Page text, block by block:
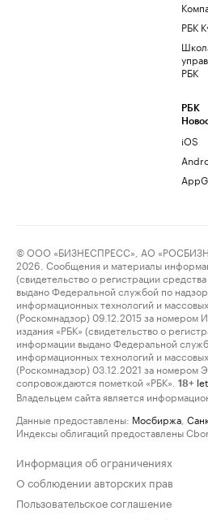
РБК
РБК
РБК
iOS
© ООО «БИЗНЕСПРЕСС», АО
2026. Сообщения и материалы
(свидетельство о регистрации
выдано Федеральной службой по
информационных технологий и
(Роскомнадзор) 09.12.2015 за
издания «РБК» (свидетельство о
информации выдано Федеральной
информационных технологий и
(Роскомнадзор) 03.12.2021 за
сопровождаются пометкой «РБК».
18+
Владельцем сайта является
Данные предоставлены: Мосбиржа
Индексы облигаций предоставлены
Информация об ограничениях
О соблюдении авторских прав
Пользовательское соглашение